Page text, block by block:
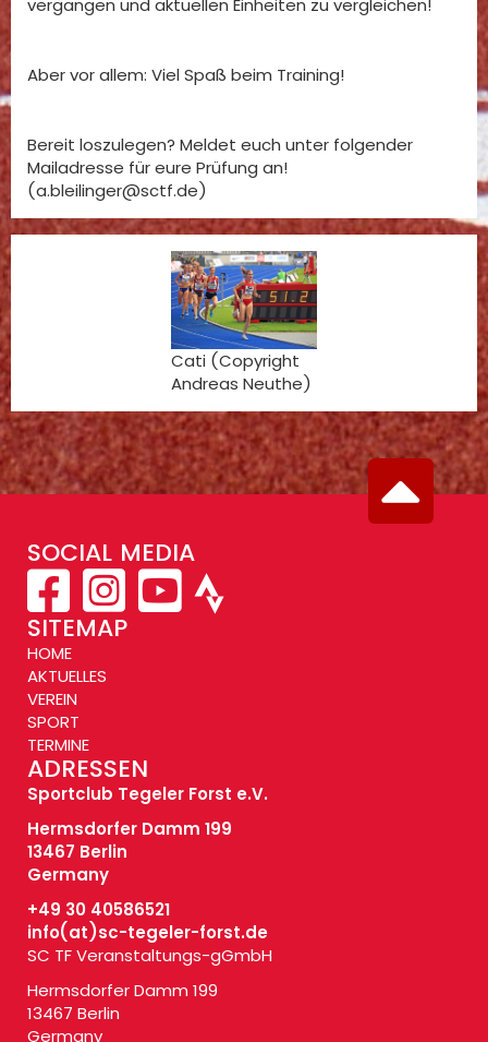
vergangen und aktuellen Einheiten zu vergleichen!
Aber vor allem: Viel Spaß beim Training!
Bereit loszulegen? Meldet euch unter folgender
Mailadresse für eure Prüfung an!
(a.bleilinger@sctf.de)
Cati (Copyright
Andreas Neuthe)
SOCIAL MEDIA
SITEMAP
HOME
AKTUELLES
VEREIN
SPORT
TERMINE
ADRESSEN
Sportclub Tegeler Forst e.V.
Hermsdorfer Damm 199
13467 Berlin
Germany
+49 30 40586521
info(at)sc-tegeler-forst.de
SC TF Veranstaltungs-gGmbH
Hermsdorfer Damm 199
13467 Berlin
Germany